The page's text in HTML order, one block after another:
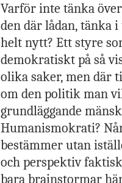
Varför inte tänka
den där lådan, tänka
helt nytt? Ett styre
demokratiskt på så
olika saker, men där
om den politik man
grundläggande
Humanismokrati?
bestämmer utan
och perspektiv
bara brainstormar